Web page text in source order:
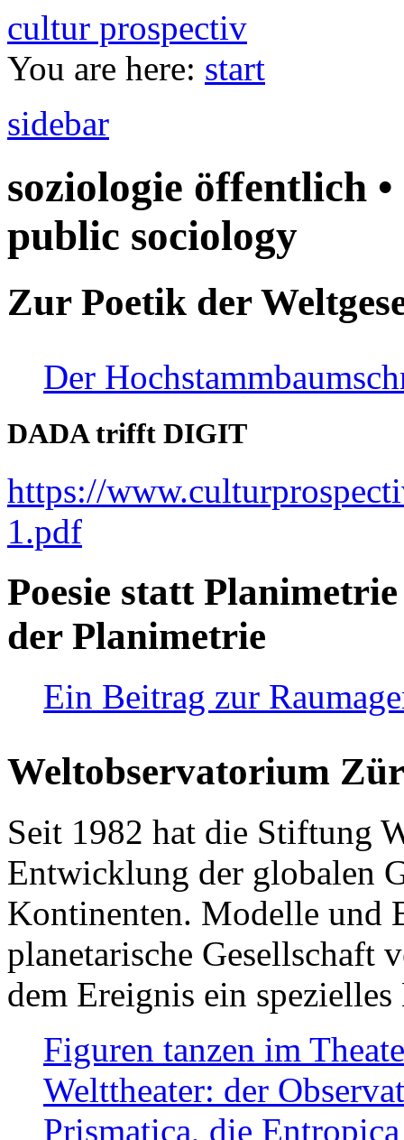
cultur prospectiv
You are here: start
sidebar
soziologie öffentlich
public sociology
Zur Poetik der
Der
DADA trifft DIGIT
https://
1.pdf
Poesie statt
der Planimetrie
Ein Beitrag zur
Weltobservatorium
Seit 1982 hat die Stiftung
Entwicklung der globalen
Kontinenten. Modelle und
planetarische Gesellschaft
dem Ereignis ein
Figuren tanzen im
Welttheater: der
Prismatica, die Entropica